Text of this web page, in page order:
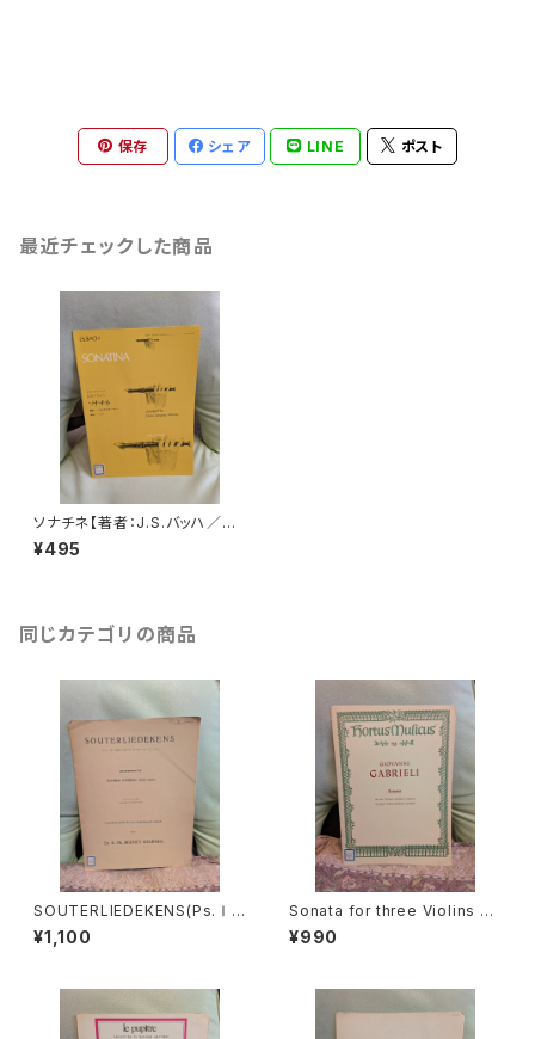
保存 シェア LINE ポスト
最近チェックした商品
ソナチネ【著者：J.S.バッハ／D.
G.マレー編曲】出版社：全音楽
譜出版社 1962年
¥495
同じカテゴリの商品
SOUTERLIEDEKENS(Ps.Ⅰ,
Ⅻ,XXXⅠ,XXXⅧ,XL,XLⅡ,L
Ⅲ,LXV)【著者：JACOBUS CL
¥1,100
Sonata for three Violins an
d Basso continuo【著者：GA
BRIELI】出版社：BÄRENREITE
¥990